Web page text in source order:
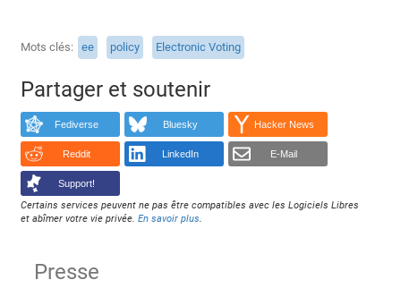
Mots clés ee policy Electronic Voting
Partager et soutenir
Fediverse Bluesky Hacker News
Reddit LinkedIn E-Mail
Support!
Certains services peuvent ne pas être compatibles avec les Logiciels Libres
et abîmer votre vie privée.En savoir plus.
Presse